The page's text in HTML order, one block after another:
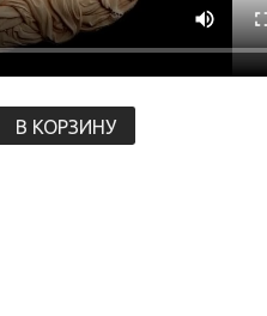
В КОРЗИНУ